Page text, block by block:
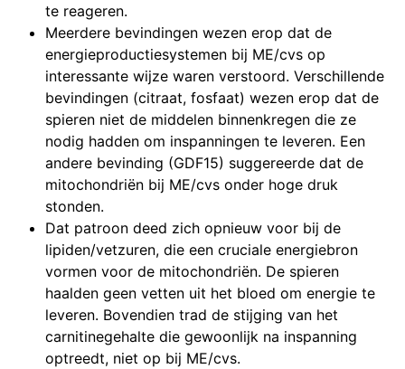
te reageren.
Meerdere bevindingen wezen erop dat de
energieproductiesystemen bij ME/cvs op
interessante wijze waren verstoord. Verschillende
bevindingen (citraat, fosfaat) wezen erop dat de
spieren niet de middelen binnenkregen die ze
nodig hadden om inspanningen te leveren. Een
andere bevinding (GDF15) suggereerde dat de
mitochondriën bij ME/cvs onder hoge druk
stonden.
Dat patroon deed zich opnieuw voor bij de
lipiden/vetzuren, die een cruciale energiebron
vormen voor de mitochondriën. De spieren
haalden geen vetten uit het bloed om energie te
leveren. Bovendien trad de stijging van het
carnitinegehalte die gewoonlijk na inspanning
optreedt, niet op bij ME/cvs.